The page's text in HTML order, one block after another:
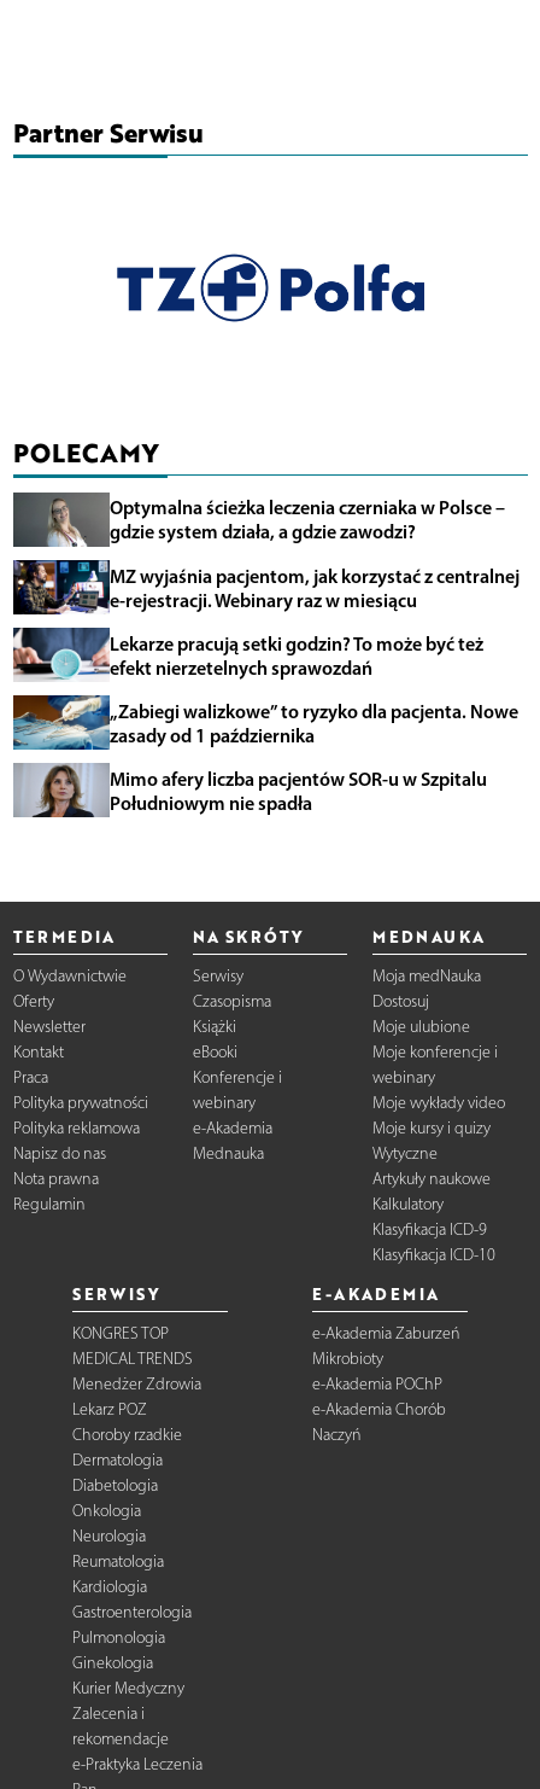
Partner Serwisu
POLECAMY
Optymalna ścieżka leczenia czerniaka w Polsce –
gdzie system działa, a gdzie zawodzi?
MZ wyjaśnia pacjentom, jak korzystać z centralnej
e-rejestracji. Webinary raz w miesiącu
Lekarze pracują setki godzin? To może być też
efekt nierzetelnych sprawozdań
„Zabiegi walizkowe” to ryzyko dla pacjenta. Nowe
zasady od 1 października
Mimo afery liczba pacjentów SOR-u w Szpitalu
Południowym nie spadła
TERMEDIA
O Wydawnictwie
Oferty
Newsletter
Kontakt
Praca
Polityka prywatności
Polityka reklamowa
Napisz do nas
Nota prawna
Regulamin
NA SKRÓTY
Serwisy
Czasopisma
Książki
eBooki
Konferencje i
webinary
e-Akademia
Mednauka
MEDNAUKA
Moja medNauka
Dostosuj
Moje ulubione
Moje konferencje i
webinary
Moje wykłady video
Moje kursy i quizy
Wytyczne
Artykuły naukowe
Kalkulatory
Klasyfikacja ICD-9
Klasyfikacja ICD-10
SERWISY
KONGRES TOP
MEDICAL TRENDS
Menedżer Zdrowia
Lekarz POZ
Choroby rzadkie
Dermatologia
Diabetologia
Onkologia
Neurologia
Reumatologia
Kardiologia
Gastroenterologia
Pulmonologia
Ginekologia
Kurier Medyczny
Zalecenia i
rekomendacje
e-Praktyka Leczenia
E-AKADEMIA
e-Akademia Zaburzeń
Mikrobioty
e-Akademia POChP
e-Akademia Chorób
Naczyń